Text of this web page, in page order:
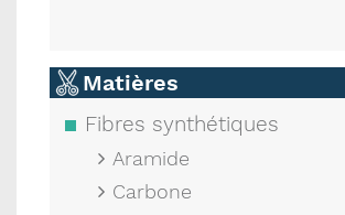
Matières
Fibres synthétiques
Aramide
Carbone